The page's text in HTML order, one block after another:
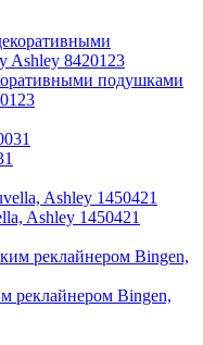
подушками
Ashley 1450421
реклайнером Bingen,